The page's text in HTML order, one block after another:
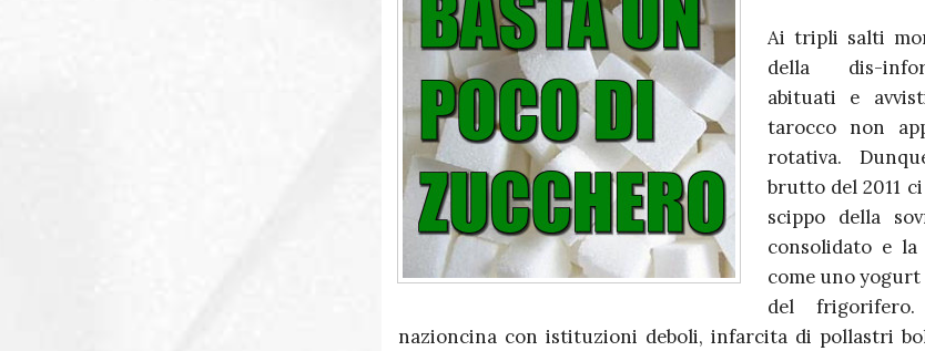
Ai tripli salti
della dis-
abituati e
tarocco non
rotativa.
brutto del 2011
scippo della
consolidato e
come uno
del
nazioncina con istituzioni deboli, infarcita di pollastri